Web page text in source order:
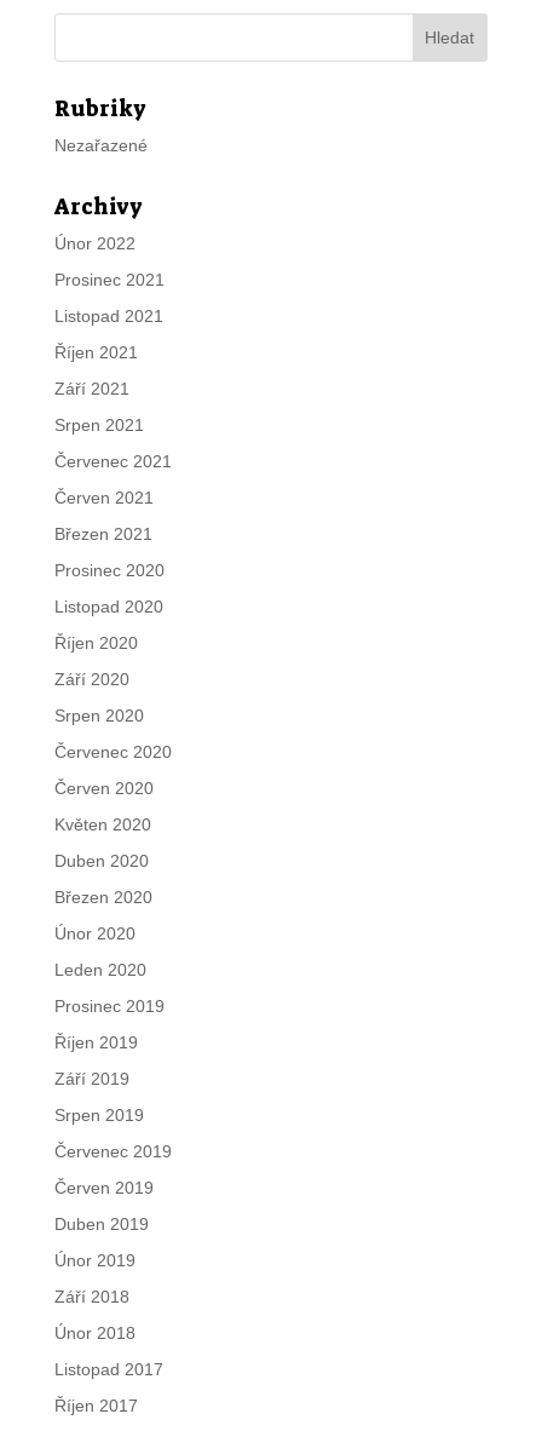
Rubriky
Nezařazené
Archivy
Únor 2022
Prosinec 2021
Listopad 2021
Říjen 2021
Září 2021
Srpen 2021
Červenec 2021
Červen 2021
Březen 2021
Prosinec 2020
Listopad 2020
Říjen 2020
Září 2020
Srpen 2020
Červenec 2020
Červen 2020
Květen 2020
Duben 2020
Březen 2020
Únor 2020
Leden 2020
Prosinec 2019
Říjen 2019
Září 2019
Srpen 2019
Červenec 2019
Červen 2019
Duben 2019
Únor 2019
Září 2018
Únor 2018
Listopad 2017
Říjen 2017